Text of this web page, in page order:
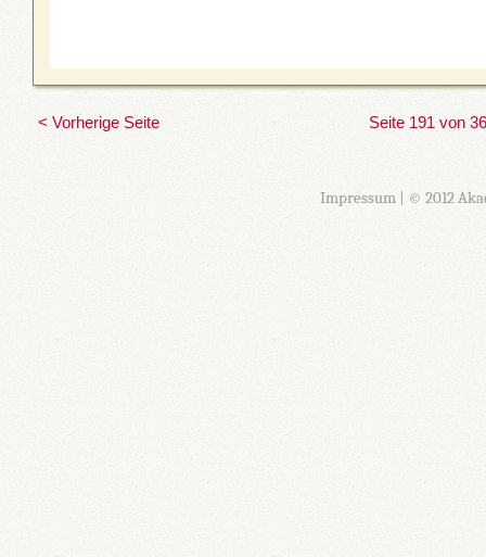
< Vorherige Seite Seite 191 von
Impressum| © 2012